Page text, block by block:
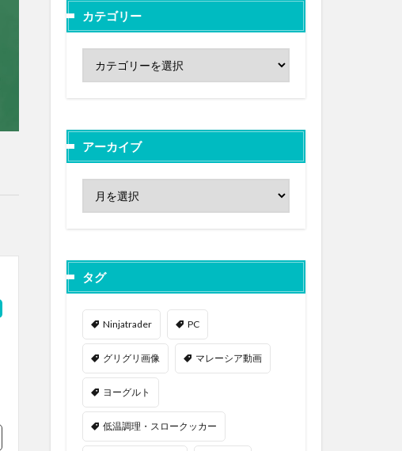
カテゴリー
アーカイブ
タグ
Ninjatrader PC
グリグリ画像 マレーシア動画
ヨーグルト
低温調理・スロークッカー